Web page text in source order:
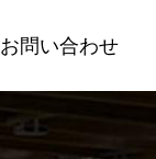
お問い合わせ